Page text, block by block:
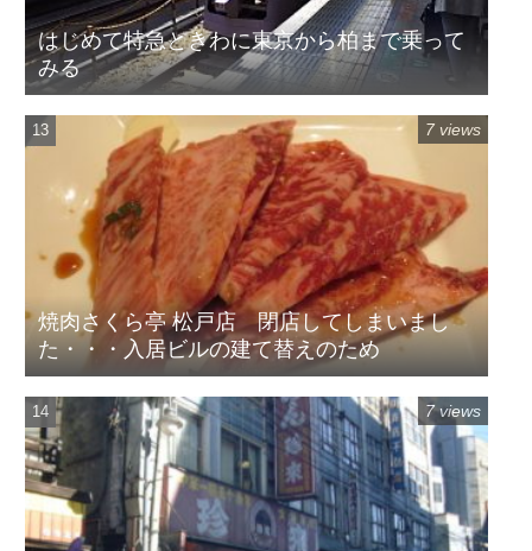
はじめて特急ときわに東京から柏まで乗って
みる
焼肉さくら亭 松戸店 閉店してしまいまし
た・・・入居ビルの建て替えのため
7 views
7 views